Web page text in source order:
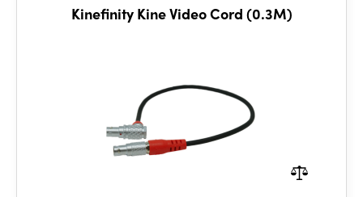
Kinefinity Kine Video Cord (0.3M)